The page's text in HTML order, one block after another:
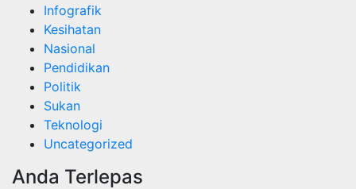
Infografik
Kesihatan
Nasional
Pendidikan
Politik
Sukan
Teknologi
Uncategorized
Anda Terlepas